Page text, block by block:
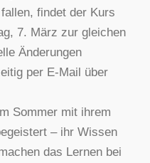
findet der Kurs
7. März zur gleichen
Änderungen
per E-Mail über
Sommer mit ihrem
– ihr Wissen
das Lernen bei